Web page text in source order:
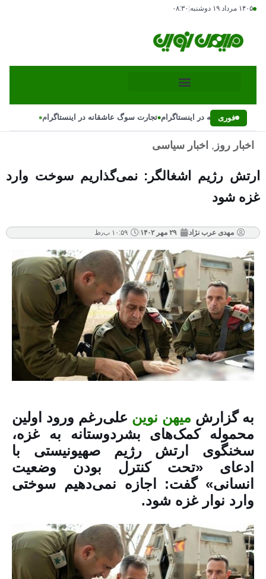
۱۴۰۵ مرداد ۱۹ دوشنبه ۰۸:۳۰
فوری
سوگ عاشقانه در اینستاگرام•تجارت سوگ عاشقانه در اینستاگرام•
اخبار روز , اخبار سیاسی
ارتش رژیم اشغالگر: نمی‌گذاریم سوخت وارد
غزه شود
مهدی عرب نژاد ۲۹ مهر ۱۴۰۲ ۱۰:۵۹ ب٫ظ
به گزارش میهن نوین علی‌رغم ورود اولین
محموله کمک‌های بشردوستانه به غزه،
سخنگوی ارتش رژیم صهیونیستی با
ادعای «تحت کنترل بودن وضعیت
انسانی» گفت: اجازه نمی‌دهیم سوختی
وارد نوار غزه شود.